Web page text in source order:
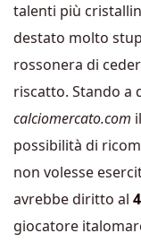
talenti più
destato molto
rossonera di
riscatto. Stando
calciomercato.com
possibilità di
non volesse
avrebbe diritto al
giocatore